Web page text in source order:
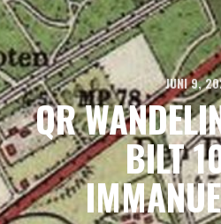
JUNI 9,
QR
BILT